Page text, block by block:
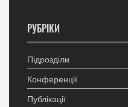
РУБРІКИ
Підрозділи
Конференції
Публікації